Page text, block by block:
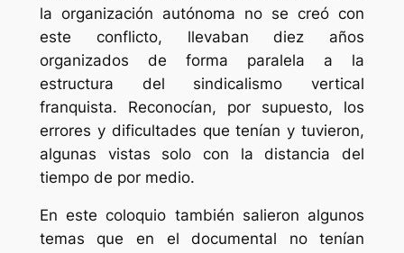
la organización autónoma no se creó con
este conflicto, llevaban diez años
organizados de forma paralela a la
estructura del sindicalismo vertical
franquista. Reconocían, por supuesto, los
errores y dificultades que tenían y tuvieron,
algunas vistas solo con la distancia del
tiempo de por medio.
En este coloquio también salieron algunos
temas que en el documental no tenían